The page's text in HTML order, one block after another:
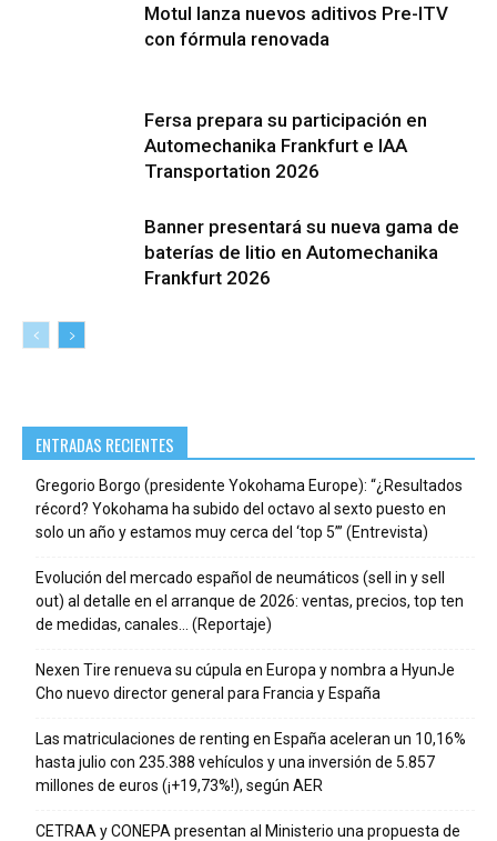
Motul lanza nuevos aditivos Pre-ITV
con fórmula renovada
Fersa prepara su participación en
Automechanika Frankfurt e IAA
Transportation 2026
Banner presentará su nueva gama de
baterías de litio en Automechanika
Frankfurt 2026
ENTRADAS RECIENTES
Gregorio Borgo (presidente Yokohama Europe): “¿Resultados
récord? Yokohama ha subido del octavo al sexto puesto en
solo un año y estamos muy cerca del ‘top 5’” (Entrevista)
Evolución del mercado español de neumáticos (sell in y sell
out) al detalle en el arranque de 2026: ventas, precios, top ten
de medidas, canales… (Reportaje)
Nexen Tire renueva su cúpula en Europa y nombra a HyunJe
Cho nuevo director general para Francia y España
Las matriculaciones de renting en España aceleran un 10,16%
hasta julio con 235.388 vehículos y una inversión de 5.857
millones de euros (¡+19,73%!), según AER
CETRAA y CONEPA presentan al Ministerio una propuesta de